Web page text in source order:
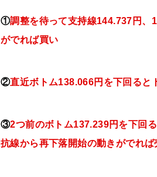
①調整を待って支持線144.737円、
がでれば買い
②直近ボトム138.066円を下回ると
③2つ前のボトム137.239円を下回
抗線から再下落開始の動きがでれば